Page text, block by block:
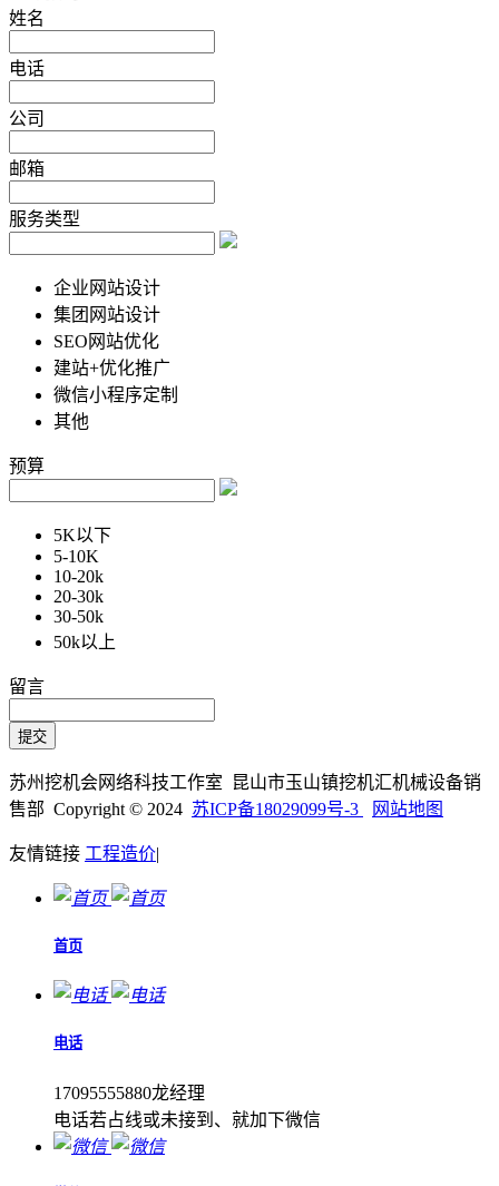
姓名
电话
公司
邮箱
服务类型
企业网站设计
集团网站设计
SEO网站优化
建站+优化推广
微信小程序定制
其他
预算
5K以下
5-10K
10-20k
20-30k
30-50k
50k以上
留言
苏州挖机会网络科技工作室 昆山市玉山镇挖机汇机械设备销
售部 Copyright © 2024 苏ICP备18029099号-3 网站地图
友情链接 工程造价|
首页
电话
17095555880龙经理
电话若占线或未接到、就加下微信